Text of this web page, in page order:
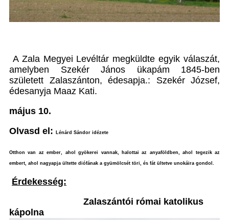
A Zala Megyei Levéltár megküldte egyik válaszát,
amelyben Szekér János ükapám 1845-ben
született Zalaszánton, édesapja.: Szekér József,
édesanyja Maaz Kati.
május 10.
Olvasd el:
Lénárd Sándor idézete
Otthon van az ember, ahol gyökerei vannak, halottai az anyaföldben, ahol tegezik az
embert, ahol nagyapja ültette diófának a gyümölcsét töri, és fát ültetve unokáira gondol.
Érdekesség:
Zalaszántói római katolikus
kápolna